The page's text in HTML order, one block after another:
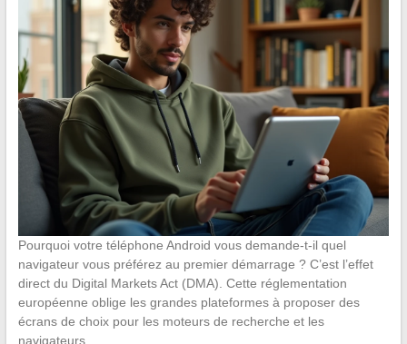
Pourquoi votre téléphone Android vous demande-t-il quel
navigateur vous préférez au premier démarrage ? C’est l’effet
direct du Digital Markets Act (DMA). Cette réglementation
européenne oblige les grandes plateformes à proposer des
écrans de choix pour les moteurs de recherche et les
navigateurs.